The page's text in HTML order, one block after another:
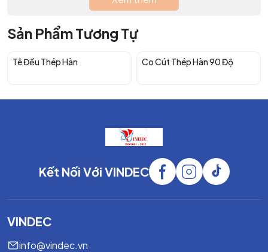
Sản Phẩm Tương Tự
Tê Đều Thép Hàn Co Cút Thép Hàn 90 Độ
Kết Nối Với VINDEC
VINDEC
info@vindec.vn